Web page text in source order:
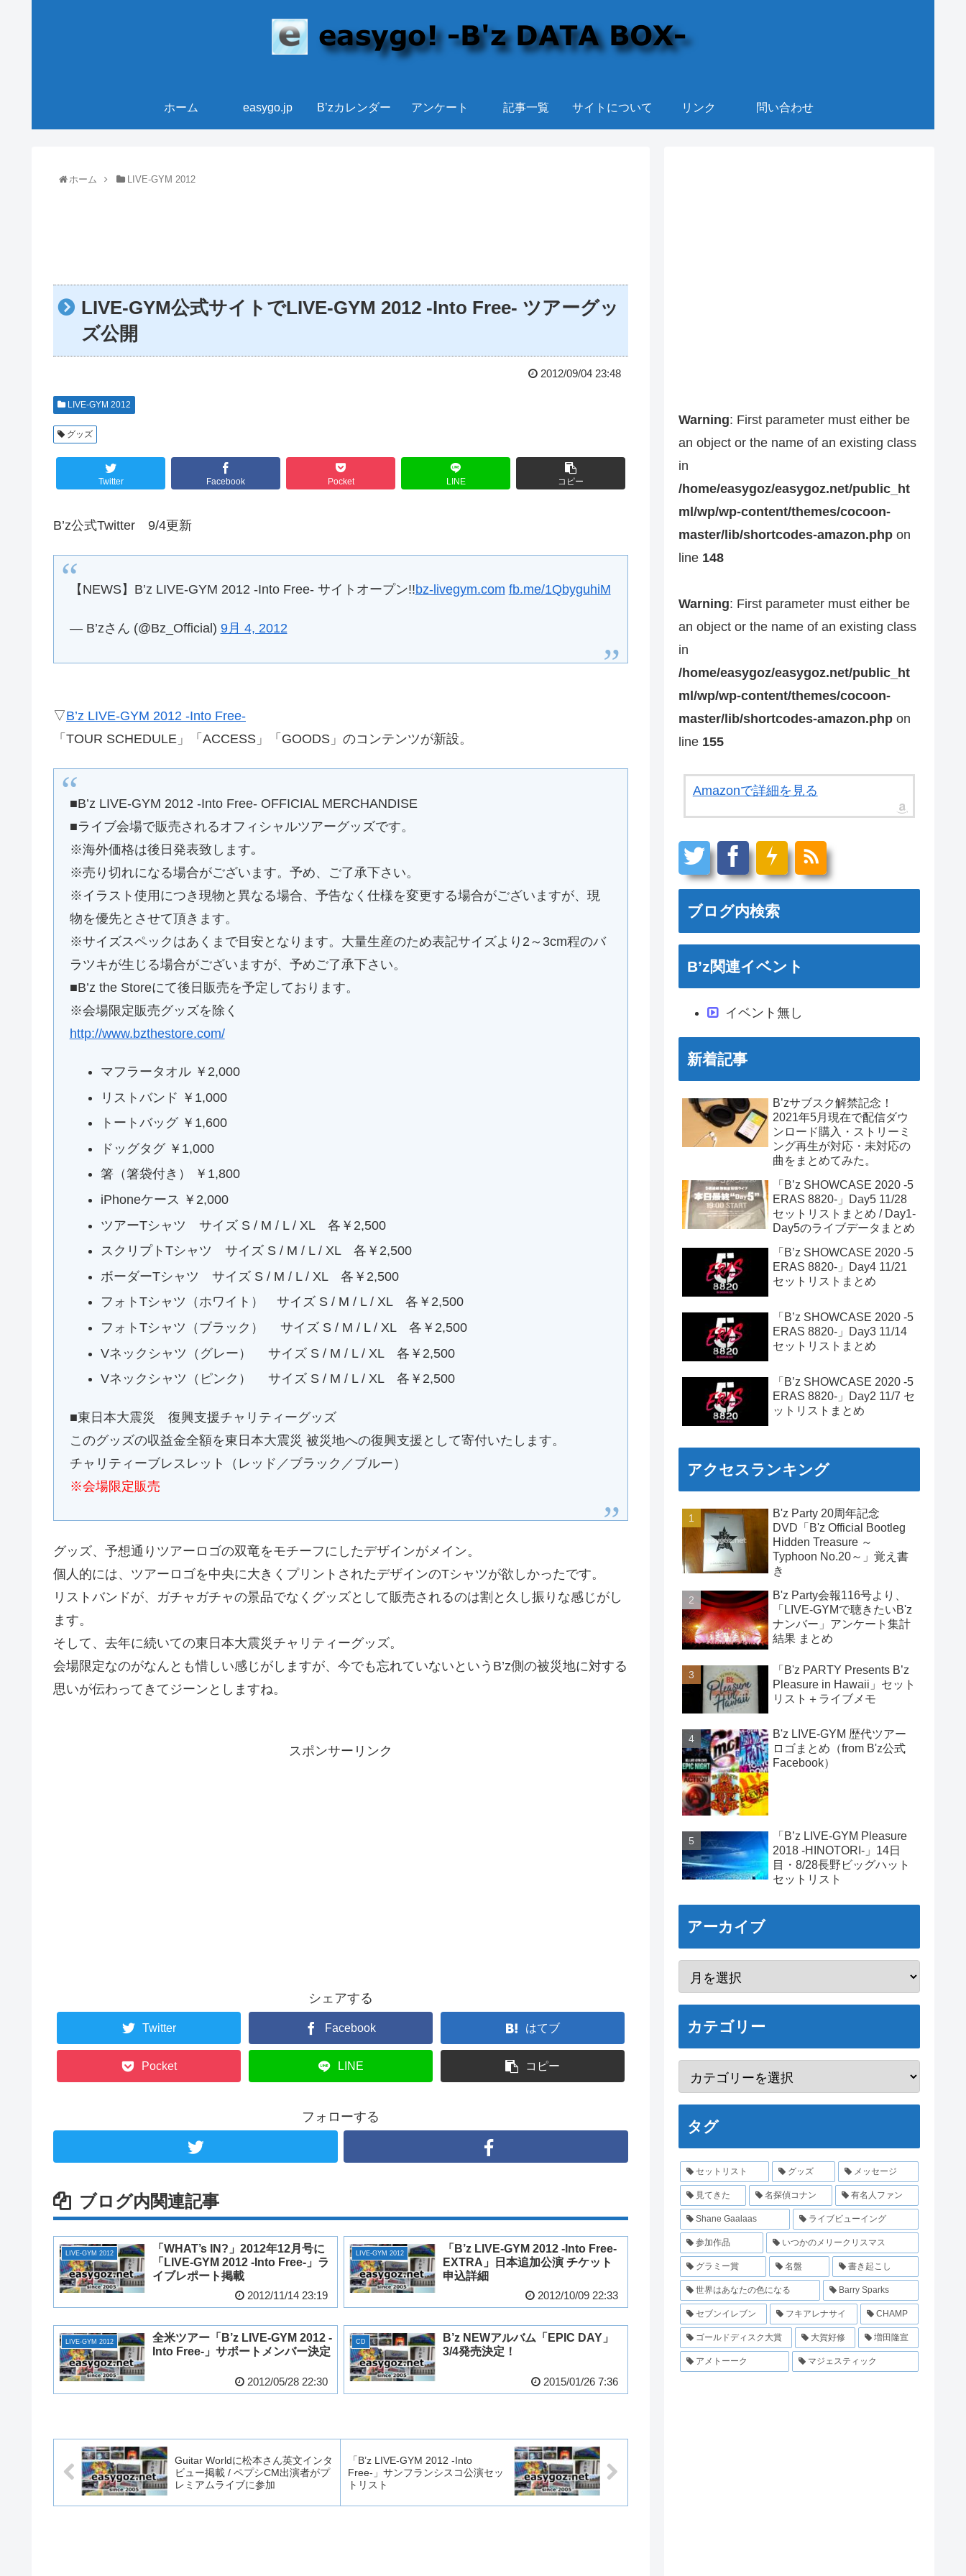
ホーム easygo.jp B’zカレンダー アンケート 記事一覧 サイトについて リンク 問い合わせ
ホーム LIVE-GYM 2012
LIVE-GYM公式サイトでLIVE-GYM 2012 -Into Free- ツアーグッ
ズ公開
2012/09/04 23:48
LIVE-GYM 2012
グッズ
Twitter Facebook Pocket LINE コピー
B’z公式Twitter 9/4更新
【NEWS】B’z LIVE-GYM 2012 -Into Free- サイトオープン!!bz-livegym.com fb.me/1QbyguhiM
— B’zさん (@Bz_Official) 9月 4, 2012
▽B’z LIVE-GYM 2012 -Into Free-
「TOUR SCHEDULE」「ACCESS」「GOODS」のコンテンツが新設。
■B’z LIVE-GYM 2012 -Into Free- OFFICIAL MERCHANDISE
■ライブ会場で販売されるオフィシャルツアーグッズです。
※海外価格は後日発表致します｡
※売り切れになる場合がございます。予め、ご了承下さい。
※イラスト使用につき現物と異なる場合、予告なく仕様を変更する場合がございますが、現
物を優先とさせて頂きます。
※サイズスペックはあくまで目安となります。大量生産のため表記サイズより2～3cm程のバ
ラツキが生じる場合がございますが、予めご了承下さい。
■B’z the Storeにて後日販売を予定しております。
※会場限定販売グッズを除く
http://www.bzthestore.com/
マフラータオル ￥2,000
リストバンド ￥1,000
トートバッグ ￥1,600
ドッグタグ ￥1,000
箸（箸袋付き） ￥1,800
iPhoneケース ￥2,000
ツアーTシャツ サイズ S / M / L / XL 各￥2,500
スクリプトTシャツ サイズ S / M / L / XL 各￥2,500
ボーダーTシャツ サイズ S / M / L / XL 各￥2,500
フォトTシャツ（ホワイト） サイズ S / M / L / XL 各￥2,500
フォトTシャツ（ブラック） サイズ S / M / L / XL 各￥2,500
Vネックシャツ（グレー） サイズ S / M / L / XL 各￥2,500
Vネックシャツ（ピンク） サイズ S / M / L / XL 各￥2,500
■東日本大震災 復興支援チャリティーグッズ
このグッズの収益金全額を東日本大震災 被災地への復興支援として寄付いたします。
チャリティーブレスレット（レッド／ブラック／ブルー）
※会場限定販売
グッズ、予想通りツアーロゴの双竜をモチーフにしたデザインがメイン。
個人的には、ツアーロゴを中央に大きくプリントされたデザインのTシャツが欲しかったです。
リストバンドが、ガチャガチャの景品でなくグッズとして販売されるのは割と久し振りな感じがし
ます。
そして、去年に続いての東日本大震災チャリティーグッズ。
会場限定なのがなんとも惜しい感じがしますが、今でも忘れていないというB’z側の被災地に対する
思いが伝わってきてジーンとしますね。
スポンサーリンク
シェアする
Twitter Facebook はてブ
Pocket LINE コピー
フォローする
ブログ内関連記事
LIVE-GYM 2012
「WHAT’s IN?」2012年12月号に
「LIVE-GYM 2012 -Into Free-」ラ
イブレポート掲載
2012/11/14 23:19
LIVE-GYM 2012
「B’z LIVE-GYM 2012 -Into Free-
EXTRA」日本追加公演 チケット
申込詳細
2012/10/09 22:33
LIVE-GYM 2012
全米ツアー「B’z LIVE-GYM 2012 -
Into Free-」サポートメンバー決定
2012/05/28 22:30
CD
B’z NEWアルバム「EPIC DAY」
3/4発売決定！
2015/01/26 7:36
Guitar Worldに松本さん英文インタ
ビュー掲載 / ペプシCM出演者がプ
レミアムライブに参加
「B’z LIVE-GYM 2012 -Into
Free-」サンフランシスコ公演セッ
トリスト
Warning: First parameter must either be
an object or the name of an existing class
in
/home/easygoz/easygoz.net/public_ht
ml/wp/wp-content/themes/cocoon-
master/lib/shortcodes-amazon.php on
line 148
Warning: First parameter must either be
an object or the name of an existing class
in
/home/easygoz/easygoz.net/public_ht
ml/wp/wp-content/themes/cocoon-
master/lib/shortcodes-amazon.php on
line 155
Amazonで詳細を見る
ブログ内検索
B’z関連イベント
イベント無し
新着記事
B’zサブスク解禁記念！
2021年5月現在で配信ダウ
ンロード購入・ストリーミ
ング再生が対応・未対応の
曲をまとめてみた。
「B’z SHOWCASE 2020 -5
ERAS 8820-」Day5 11/28
セットリストまとめ / Day1-
Day5のライブデータまとめ
「B’z SHOWCASE 2020 -5
ERAS 8820-」Day4 11/21
セットリストまとめ
「B’z SHOWCASE 2020 -5
ERAS 8820-」Day3 11/14
セットリストまとめ
「B’z SHOWCASE 2020 -5
ERAS 8820-」Day2 11/7 セ
ットリストまとめ
アクセスランキング
B'z Party 20周年記念
DVD「B'z Official Bootleg
Hidden Treasure ～
Typhoon No.20～」覚え書
き
B'z Party会報116号より、
「LIVE-GYMで聴きたいB'z
ナンバー」アンケート集計
結果 まとめ
「B'z PARTY Presents B’z
Pleasure in Hawaii」セット
リスト＋ライブメモ
B'z LIVE-GYM 歴代ツアー
ロゴまとめ（from B'z公式
Facebook）
「B’z LIVE-GYM Pleasure
2018 -HINOTORI-」14日
目・8/28長野ビッグハット
セットリスト
アーカイブ
カテゴリー
タグ
セットリスト グッズ メッセージ
見てきた 名探偵コナン 有名人ファン
Shane Gaalaas ライブビューイング
参加作品 いつかのメリークリスマス
グラミー賞 名盤 書き起こし
世界はあなたの色になる Barry Sparks
セブンイレブン フキアレナサイ CHAMP
ゴールドディスク大賞 大賀好修 増田隆宣
アメトーーク マジェスティック